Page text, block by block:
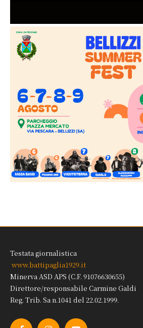
Testata giornalistica
www.battipaglia1929.it
Minerva ASD APS (C.F. 91076630655)
Direttore/responsabile Carmine Galdi
Reg. Trib. Sa n.1041 del 22.02.1999.